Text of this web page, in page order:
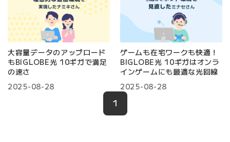
大容量データのアップロード
もBIGLOBE光 10ギガで満足
の速さ
2025-08-28
ゲームも在宅ワークも快適！
BIGLOBE光 10ギガはオンラ
インゲームにも最適な光回線
2025-08-28
1